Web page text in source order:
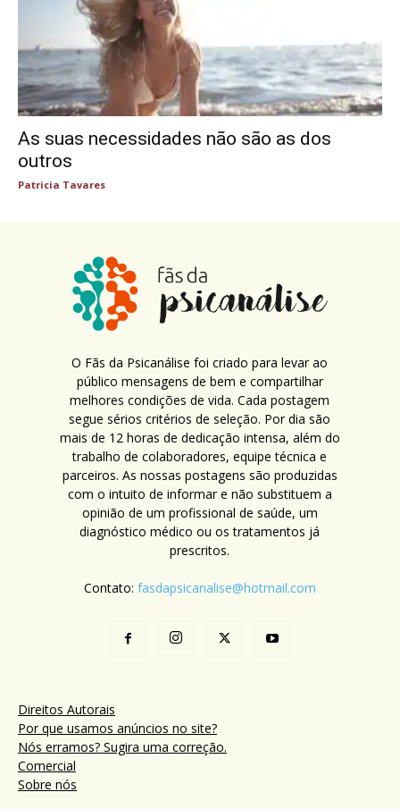
As suas necessidades não são as dos
outros
Patricia Tavares
O Fãs da Psicanálise foi criado para levar ao
público mensagens de bem e compartilhar
melhores condições de vida. Cada postagem
segue sérios critérios de seleção. Por dia são
mais de 12 horas de dedicação intensa, além do
trabalho de colaboradores, equipe técnica e
parceiros. As nossas postagens são produzidas
com o intuito de informar e não substituem a
opinião de um profissional de saúde, um
diagnóstico médico ou os tratamentos já
prescritos.
Contato: fasdapsicanalise@hotmail.com
Direitos Autorais
Por que usamos anúncios no site?
Nós erramos? Sugira uma correção.
Comercial
Sobre nós